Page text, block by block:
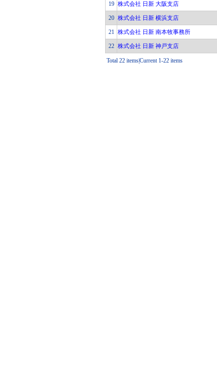
19 株式会社 日新 大阪支店
20 株式会社 日新 横浜支店
21 株式会社 日新 南本牧事務所
22 株式会社 日新 神戸支店
Total 22 items|Current 1-22 items